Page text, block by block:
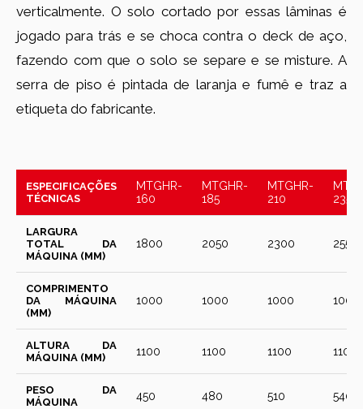
verticalmente. O solo cortado por essas lâminas é
jogado para trás e se choca contra o deck de aço,
fazendo com que o solo se separe e se misture. A
serra de piso é pintada de laranja e fumê e traz a
etiqueta do fabricante.
ESPECIFICAÇÕES
TÉCNICAS
MTGHR-
160
MTGHR-
185
MTGHR-
210
235
LARGURA
TOTAL DA
MÁQUINA (MM)
1800 2050 2300 2550
COMPRIMENTO
DA MÁQUINA
(MM)
1000 1000 1000 1000
ALTURA DA
MÁQUINA (MM)
1100 1100 1100 1100
PESO DA
MÁQUINA
450 480 510 540